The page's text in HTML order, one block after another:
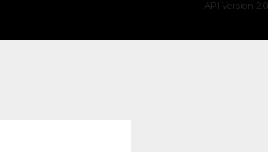
API Version 2.0